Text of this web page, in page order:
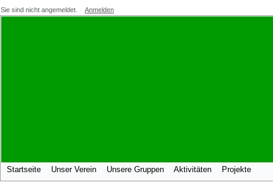
Sie sind nicht angemeldet. Anmelden
Startseite Unser Verein Unsere Gruppen Aktivitäten Projekte